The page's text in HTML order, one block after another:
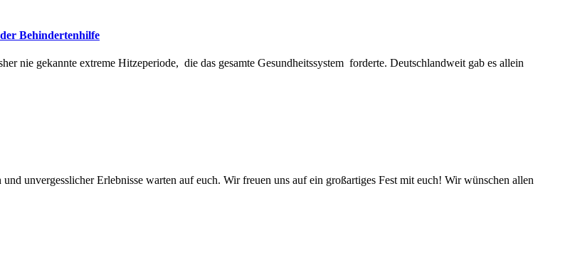
Behindertenhilfe
nie gekannte extreme Hitzeperiode, die das gesamte Gesundheitssystem forderte. Deutschlandweit gab es allein
unvergesslicher Erlebnisse warten auf euch. Wir freuen uns auf ein großartiges Fest mit euch! Wir wünschen allen